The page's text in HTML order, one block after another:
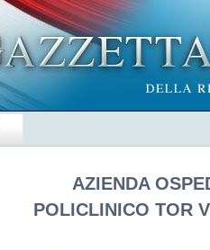
AZIENDA
POLICLINICO TOR